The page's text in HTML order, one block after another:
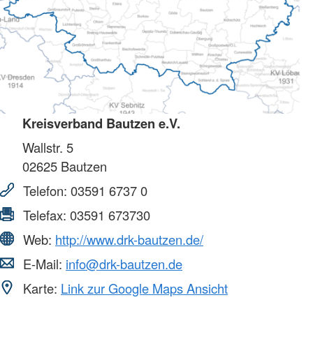
Kreisverband Bautzen e.V.
Wallstr. 5
02625 Bautzen
Telefon: 03591 6737 0
Telefax: 03591 673730
Web: http://www.drk-bautzen.de/
E-Mail: info@drk-bautzen.de
Karte: Link zur Google Maps Ansicht